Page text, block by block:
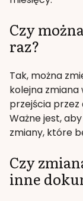
Czy
raz?
Tak, można
kolejna zmiana
przejścia
Ważne jest,
zmiany, które
Czy
inne